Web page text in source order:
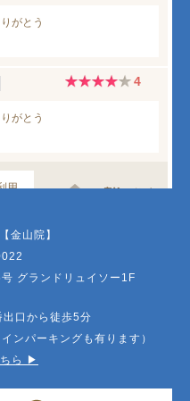
金山院】
グランドリュイソー1F
口から徒歩5分
ンパーキングも有ります）
ら ▶︎